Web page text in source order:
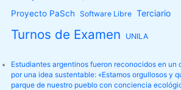
Proyecto PaSch Software Libre Terciario
Turnos de Examen UNILA
Estudiantes argentinos fueron reconocidos en un
por una idea sustentable: «Estamos orgullosos y
parque de nuestro pueblo con conciencia